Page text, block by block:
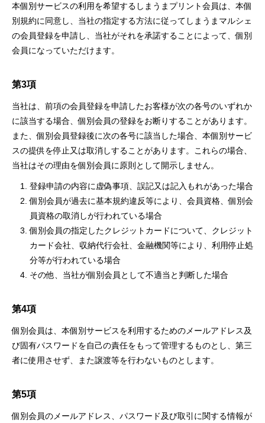
本個別サービスの利⽤を希望するしまうまプリント会員は、本個
別規約に同意し、当社の指定する⽅法に従ってしまうまマルシェ
の会員登録を申請し、当社がそれを承諾することによって、個別
会員になっていただけます。
第3項
当社は、前項の会員登録を申請したお客様が次の各号のいずれか
に該当する場合、個別会員の登録をお断りすることがあります。
また、個別会員登録後に次の各号に該当した場合、本個別サービ
スの提供を停⽌⼜は取消しすることがあります。これらの場合、
当社はその理由を個別会員に原則として開⽰しません。
登録申請の内容に虚偽事項、誤記⼜は記⼊もれがあった場合
個別会員が過去に基本規約違反等により、会員資格、個別会
員資格の取消しが⾏われている場合
個別会員の指定したクレジットカードについて、クレジット
カード会社、収納代⾏会社、⾦融機関等により、利⽤停⽌処
分等が⾏われている場合
その他、当社が個別会員として不適当と判断した場合
第4項
個別会員は、本個別サービスを利⽤するためのメールアドレス及
び固有パスワードを⾃⼰の責任をもって管理するものとし、第三
者に使⽤させず、また譲渡等を⾏わないものとします。
第5項
個別会員のメールアドレス、パスワード及び取引に関する情報が